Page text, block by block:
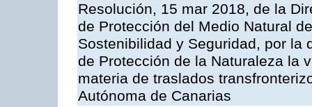
Resolución, 15 mar 2018, de la
de Protección del Medio Natural
Sostenibilidad y Seguridad, por la
de Protección de la Naturaleza la
materia de traslados
Autónoma de Canarias